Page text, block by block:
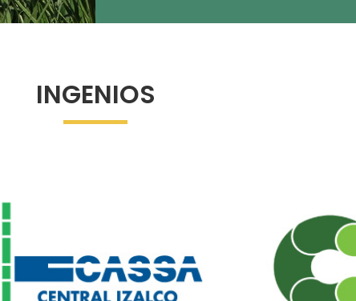
INGENIOS